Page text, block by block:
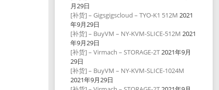
月29日
[补货] – Gigsgigscloud – TYO-K1 512M 2021
年9月29日
[补货] – BuyVM – NY-KVM-SLICE-512M 2021
年9月29日
[补货] – Virmach – STORAGE-2T2021年9月
29日
[补货] – BuyVM – NY-KVM-SLICE-1024M
2021年9月29日